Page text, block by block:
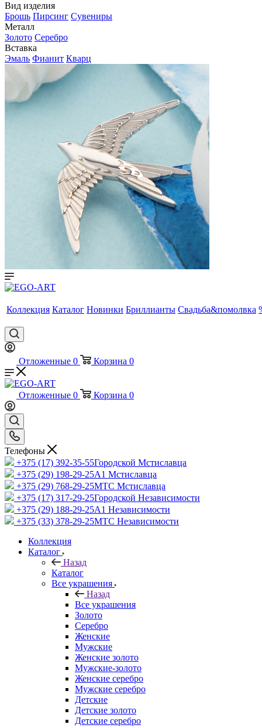
Вид изделия
Брошь Пирсинг Сувениры
Металл
Золото Серебро
Вставка
Эмаль Фианит Кварц
Коллекция Каталог Новинки Бриллианты Свадьба&помолвка
Отложенные 0 Корзина 0
Отложенные 0 Корзина 0
Телефоны
+375 (17) 392-35-55Городской Мстиславца
+375 (29) 198-29-25A1 Мстиславца
+375 (29) 768-29-25МТС Мстиславца
+375 (17) 317-29-25Городской Независимости
+375 (29) 188-29-25A1 Независимости
+375 (33) 378-29-25МТС Независимости
Коллекция
Каталог
Назад
Каталог
Все украшения
Назад
Все украшения
Золото
Серебро
Женские
Мужские
Женские золото
Мужские-золото
Женские серебро
Мужские серебро
Детские
Детские золото
Детские серебро